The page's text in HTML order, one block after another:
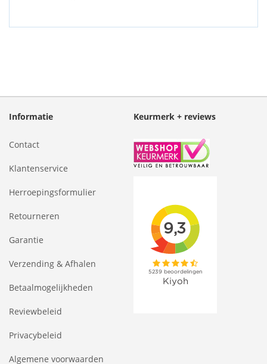
Informatie
Contact
Klantenservice
Herroepingsformulier
Retourneren
Garantie
Verzending & Afhalen
Betaalmogelijkheden
Reviewbeleid
Privacybeleid
Algemene voorwaarden
Keurmerk + reviews